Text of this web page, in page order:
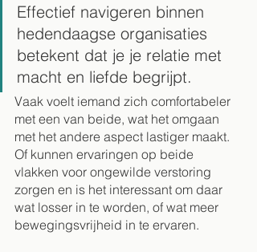
Effectief navigeren binnen
hedendaagse organisaties
betekent dat je je relatie met
macht en liefde begrijpt.
Vaak voelt iemand zich comfortabeler
met een van beide, wat het omgaan
met het andere aspect lastiger maakt.
Of kunnen ervaringen op beide
vlakken voor ongewilde verstoring
zorgen en is het interessant om daar
wat losser in te worden, of wat meer
bewegingsvrijheid in te ervaren.